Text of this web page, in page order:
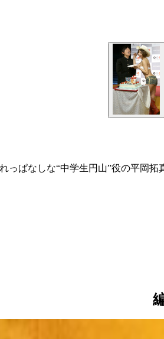
っぱなしな“中学生円山”役の平岡